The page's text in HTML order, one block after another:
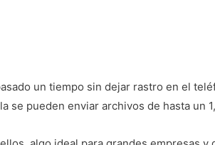
un tiempo sin dejar rastro en el
se pueden enviar archivos de hasta un